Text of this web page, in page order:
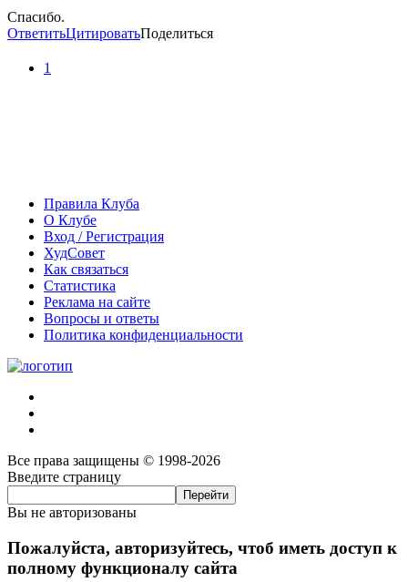
Спасибо.
ОтветитьЦитироватьПоделиться
1
Правила Клуба
О Клубе
Вход / Регистрация
ХудСовет
Как связаться
Статистика
Реклама на сайте
Вопросы и ответы
Политика конфиденциальности
Все права защищены © 1998-2026
Введите страницу
Вы не авторизованы
Пожалуйста, авторизуйтесь, чтоб иметь доступ к
полному функционалу сайта